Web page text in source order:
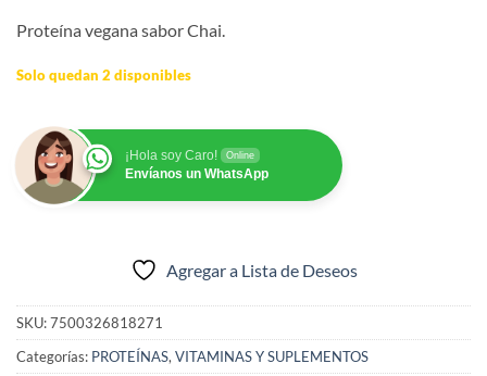
Proteína vegana sabor Chai.
Solo quedan 2 disponibles
¡Hola soy Caro! Online
Envíanos un WhatsApp
Agregar a Lista de Deseos
SKU:7500326818271
Categorías: PROTEÍNAS, VITAMINAS Y SUPLEMENTOS